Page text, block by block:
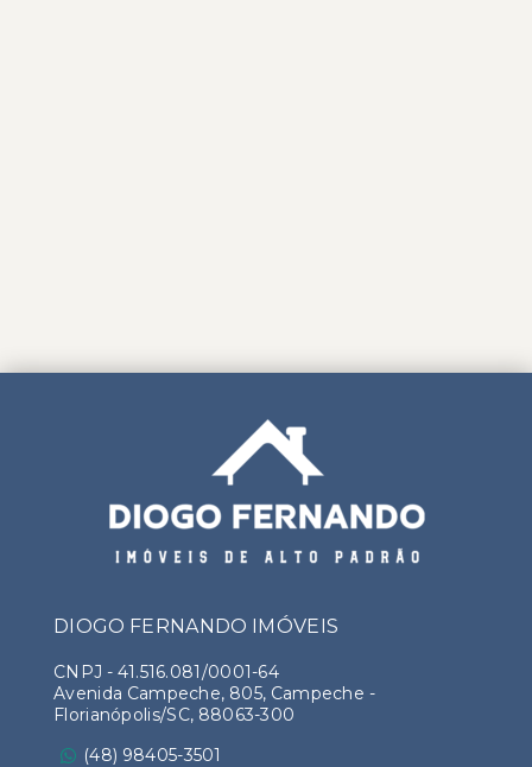
DIOGO FERNANDO IMÓVEIS
CNPJ - 41.516.081/0001-64
Avenida Campeche, 805, Campeche -
Florianópolis/SC, 88063-300
(48) 98405-3501